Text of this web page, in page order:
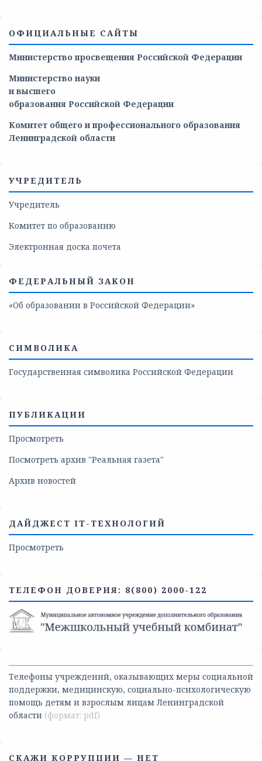
ОФИЦИАЛЬНЫЕ САЙТЫ
Министерство просвещения Российской Федерации
Министерство науки
и высшего
образования Российской Федерации
Комитет общего и профессионального образования
Ленинградской области
УЧРЕДИТЕЛЬ
Учредитель
Комитет по образованию
Электронная доска почета
ФЕДЕРАЛЬНЫЙ ЗАКОН
«Об образовании в Российской Федерации»
СИМВОЛИКА
Государственная символика Российской Федерации
ПУБЛИКАЦИИ
Просмотреть
Посмотреть архив "Реальная газета"
Архив новостей
ДАЙДЖЕСТ IT-ТЕХНОЛОГИЙ
Просмотреть
ТЕЛЕФОН ДОВЕРИЯ: 8(800) 2000-122